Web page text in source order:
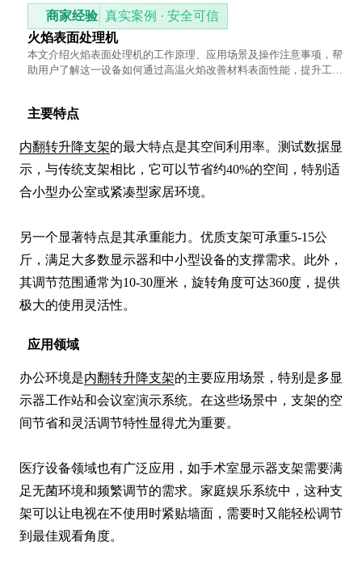
商家经验 真实案例 · 安全可信
火焰表面处理机
本文介绍火焰表面处理机的工作原理、应用场景及操作注意事项，帮
助用户了解这一设备如何通过高温火焰改善材料表面性能，提升工业
主要特点
内翻转升降支架的最大特点是其空间利用率。测试数据显
示，与传统支架相比，它可以节省约40%的空间，特别适
合小型办公室或紧凑型家居环境。
另一个显著特点是其承重能力。优质支架可承重5-15公
斤，满足大多数显示器和中小型设备的支撑需求。此外，
其调节范围通常为10-30厘米，旋转角度可达360度，提供
极大的使用灵活性。
应用领域
办公环境是内翻转升降支架的主要应用场景，特别是多显
示器工作站和会议室演示系统。在这些场景中，支架的空
间节省和灵活调节特性显得尤为重要。
医疗设备领域也有广泛应用，如手术室显示器支架需要满
足无菌环境和频繁调节的需求。家庭娱乐系统中，这种支
架可以让电视在不使用时紧贴墙面，需要时又能轻松调节
到最佳观看角度。